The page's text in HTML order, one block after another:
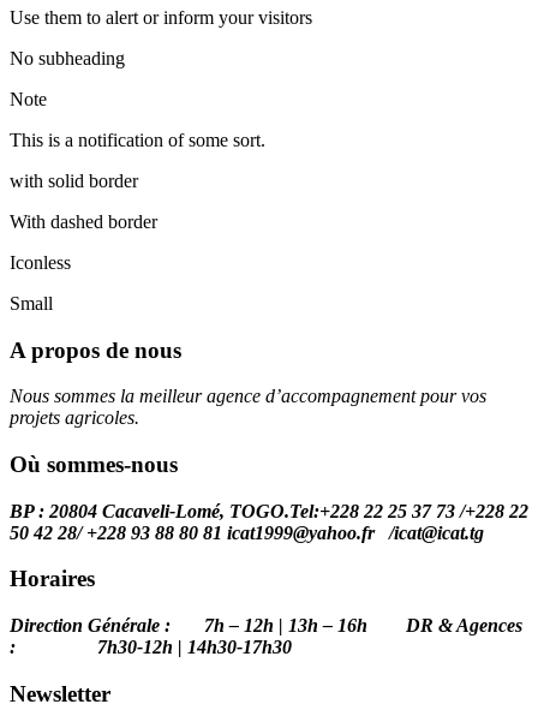
Use them to alert or inform your visitors
No subheading
Note
This is a notification of some sort.
with solid border
With dashed border
Iconless
Small
A propos de nous
Nous sommes la meilleur agence d’accompagnement pour vos
projets agricoles.
Où sommes-nous
BP : 20804 Cacaveli-Lomé, TOGO.Tel:+228 22 25 37 73 /+228 22
50 42 28/ +228 93 88 80 81 icat1999@yahoo.fr /icat@icat.tg
Horaires
Direction Générale : 7h – 12h | 13h – 16h DR & Agences
: 7h30-12h | 14h30-17h30
Newsletter